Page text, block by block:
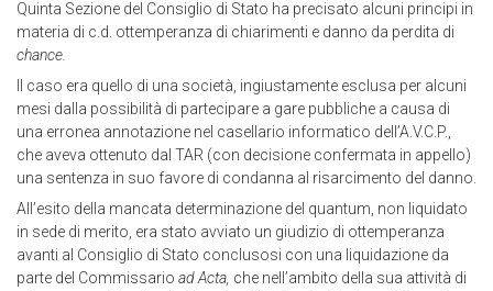
Quinta Sezione del Consiglio di Stato ha precisato alcuni principi in
materia di c.d. ottemperanza di chiarimenti e danno da perdita di
chance.
Il caso era quello di una società, ingiustamente esclusa per alcuni
mesi dalla possibilità di partecipare a gare pubbliche a causa di
una erronea annotazione nel casellario informatico dell’A.V.C.P.,
che aveva ottenuto dal TAR (con decisione confermata in appello)
una sentenza in suo favore di condanna al risarcimento del danno.
All’esito della mancata determinazione del quantum, non liquidato
in sede di merito, era stato avviato un giudizio di ottemperanza
avanti al Consiglio di Stato conclusosi con una liquidazione da
parte del Commissario ad Acta, che nell’ambito della sua attività di